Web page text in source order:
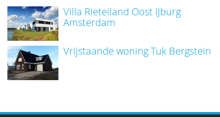
Villa Rieteiland Oost IJburg
Amsterdam
Vrijstaande woning Tuk Bergstein